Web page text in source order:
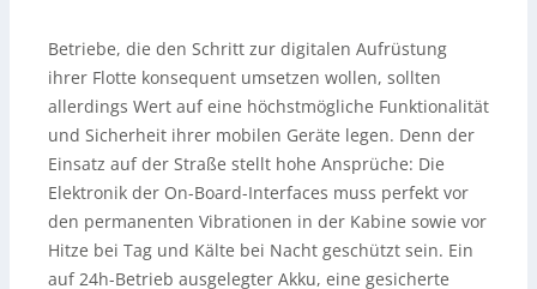
Betriebe, die den Schritt zur digitalen Aufrüstung
ihrer Flotte konsequent umsetzen wollen, sollten
allerdings Wert auf eine höchstmögliche Funktionalität
und Sicherheit ihrer mobilen Geräte legen. Denn der
Einsatz auf der Straße stellt hohe Ansprüche: Die
Elektronik der On-Board-Interfaces muss perfekt vor
den permanenten Vibrationen in der Kabine sowie vor
Hitze bei Tag und Kälte bei Nacht geschützt sein. Ein
auf 24h-Betrieb ausgelegter Akku, eine gesicherte